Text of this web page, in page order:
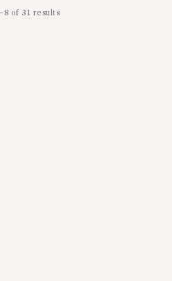
of 31 results